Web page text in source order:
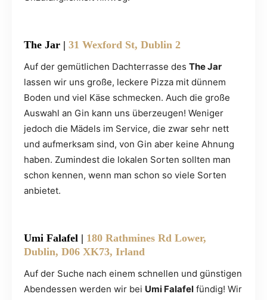
The Jar | 31 Wexford St, Dublin 2
Auf der gemütlichen Dachterrasse des The Jar
lassen wir uns große, leckere Pizza mit dünnem
Boden und viel Käse schmecken. Auch die große
Auswahl an Gin kann uns überzeugen! Weniger
jedoch die Mädels im Service, die zwar sehr nett
und aufmerksam sind, von Gin aber keine Ahnung
haben. Zumindest die lokalen Sorten sollten man
schon kennen, wenn man schon so viele Sorten
anbietet.
Umi Falafel | 180 Rathmines Rd Lower,
Dublin, D06 XK73, Irland
Auf der Suche nach einem schnellen und günstigen
Abendessen werden wir bei Umi Falafel fündig! Wir